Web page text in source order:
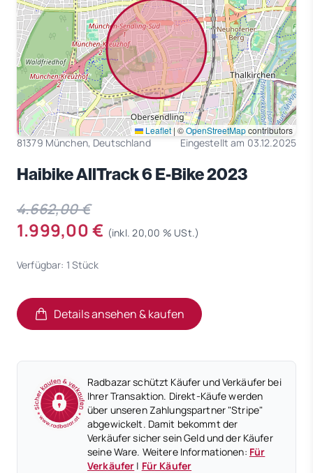
Leaflet | ©OpenStreetMapcontributors
81379 München, Deutschland Eingestellt am 03.12.2025
Haibike AllTrack 6 E-Bike 2023
4.662,00 €
1.999,00 € (inkl. 20,00 % USt.)
Verfügbar: 1 Stück
Details ansehen & kaufen
(öffnet in neuem Tab)
(öffnet in neuem Tab)
Radbazar schützt Käufer und Verkäufer bei
Ihrer Transaktion. Direkt-Käufe werden
über unseren Zahlungspartner "Stripe"
abgewickelt. Damit bekommt der
Verkäufer sicher sein Geld und der Käufer
seine Ware. Weitere Informationen: Für
Verkäufer | Für Käufer